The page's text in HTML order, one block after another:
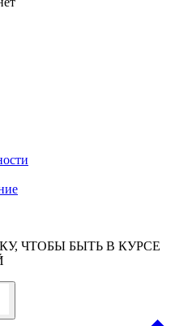
ЧТОБЫ БЫТЬ В КУРСЕ